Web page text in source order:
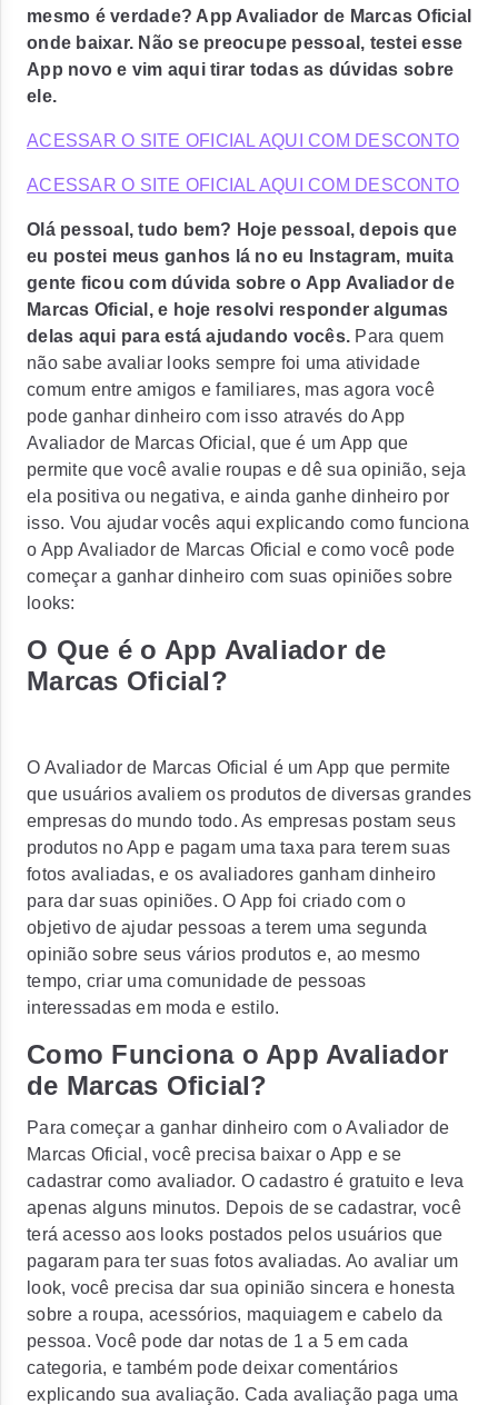
mesmo é verdade? App Avaliador de Marcas Oficial
onde baixar. Não se preocupe pessoal, testei esse
App novo e vim aqui tirar todas as dúvidas sobre
ele.
ACESSAR O SITE OFICIAL AQUI COM DESCONTO
ACESSAR O SITE OFICIAL AQUI COM DESCONTO
Olá pessoal, tudo bem? Hoje pessoal, depois que
eu postei meus ganhos lá no eu Instagram, muita
gente ficou com dúvida sobre o App Avaliador de
Marcas Oficial, e hoje resolvi responder algumas
delas aqui para está ajudando vocês. Para quem
não sabe avaliar looks sempre foi uma atividade
comum entre amigos e familiares, mas agora você
pode ganhar dinheiro com isso através do App
Avaliador de Marcas Oficial, que é um App que
permite que você avalie roupas e dê sua opinião, seja
ela positiva ou negativa, e ainda ganhe dinheiro por
isso. Vou ajudar vocês aqui explicando como funciona
o App Avaliador de Marcas Oficial e como você pode
começar a ganhar dinheiro com suas opiniões sobre
looks:
O Que é o App Avaliador de
Marcas Oficial?
O Avaliador de Marcas Oficial é um App que permite
que usuários avaliem os produtos de diversas grandes
empresas do mundo todo. As empresas postam seus
produtos no App e pagam uma taxa para terem suas
fotos avaliadas, e os avaliadores ganham dinheiro
para dar suas opiniões. O App foi criado com o
objetivo de ajudar pessoas a terem uma segunda
opinião sobre seus vários produtos e, ao mesmo
tempo, criar uma comunidade de pessoas
interessadas em moda e estilo.
Como Funciona o App Avaliador
de Marcas Oficial?
Para começar a ganhar dinheiro com o Avaliador de
Marcas Oficial, você precisa baixar o App e se
cadastrar como avaliador. O cadastro é gratuito e leva
apenas alguns minutos. Depois de se cadastrar, você
terá acesso aos looks postados pelos usuários que
pagaram para ter suas fotos avaliadas. Ao avaliar um
look, você precisa dar sua opinião sincera e honesta
sobre a roupa, acessórios, maquiagem e cabelo da
pessoa. Você pode dar notas de 1 a 5 em cada
categoria, e também pode deixar comentários
explicando sua avaliação. Cada avaliação paga uma